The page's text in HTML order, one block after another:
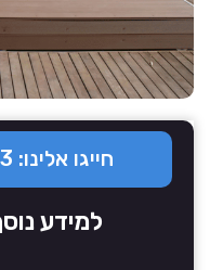
חייגו אלינו: 074-7379073
למידע